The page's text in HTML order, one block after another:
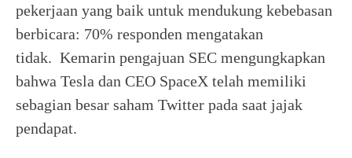
pekerjaan yang baik untuk mendukung kebebasan
berbicara: 70% responden mengatakan
tidak. Kemarin pengajuan SEC mengungkapkan
bahwa Tesla dan CEO SpaceX telah memiliki
sebagian besar saham Twitter pada saat jajak
pendapat.